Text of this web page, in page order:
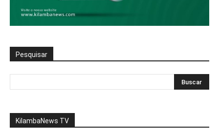
Pesquisar
KilambaNews TV